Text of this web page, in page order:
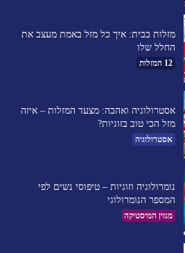
מזלות בבית: איך כל מזל באמת מעצב את
החלל שלו
12 המזלות
אסטרולוגיה ואהבה: מצעד המזלות – איזה
מזל הכי טוב בזוגיות?
אסטרולוגיה
נומרולוגיה וזוגיות – טיפוסי נשים לפי
המספר הנומרולוגי
מגזין המיסטיקה